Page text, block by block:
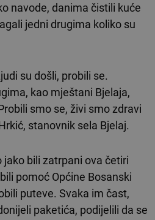
navode, danima čistili kuće
jedni drugima koliko su
su došli, probili se.
kao mještani Bjelaja,
smo se, živi smo zdravi
stanovnik sela Bjelaj.
bili zatrpani ova četiri
pomoć Općine Bosanski
puteve. Svaka im čast,
paketića, podijelili da se